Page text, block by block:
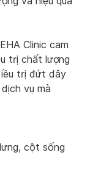
Clinic cam
trị chất lượng
trị đứt dây
vụ mà
cột sống